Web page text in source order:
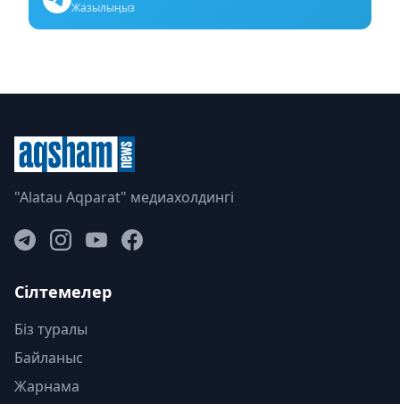
Жазылыңыз
"Alatau Aqparat" медиахолдингі
Сілтемелер
Біз туралы
Байланыс
Жарнама